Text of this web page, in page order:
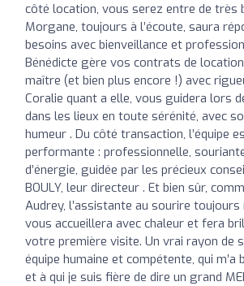
côté location, vous serez entre de très
Morgane, toujours à l’écoute, saura
besoins avec bienveillance et
Bénédicte gère vos contrats de location
maître (et bien plus encore !) avec
Coralie quant a elle, vous guidera lors
dans les lieux en toute sérénité, avec
humeur . Du côté transaction, l’équipe
performante : professionnelle,
d’énergie, guidée par les précieux
BOULY, leur directeur . Et bien sûr,
Audrey, l’assistante au sourire toujours
vous accueillera avec chaleur et fera
votre première visite. Un vrai rayon de
équipe humaine et compétente, qui m’a
et à qui je suis fière de dire un grand